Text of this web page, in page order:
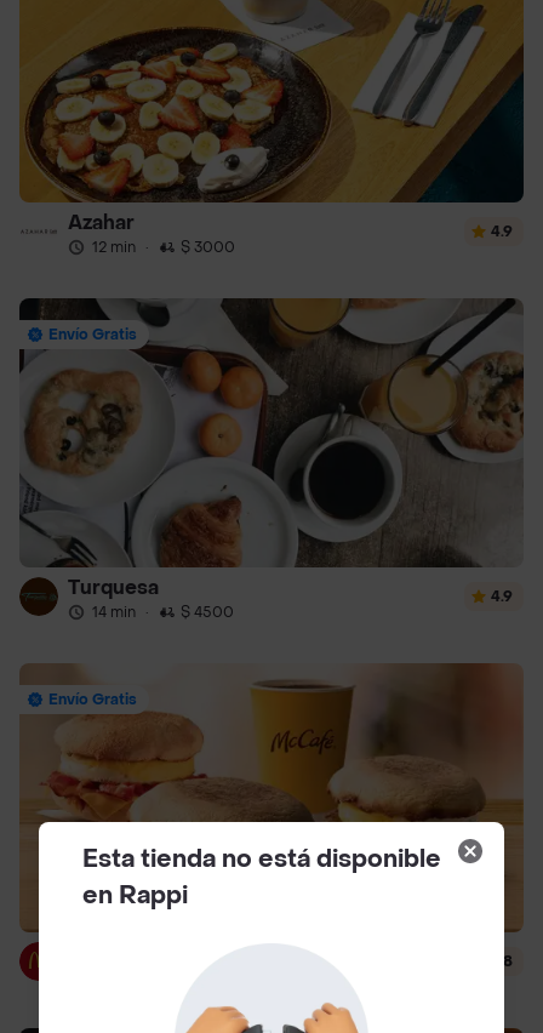
Azahar
12 min · $ 3000
4.9
Envío Gratis
Turquesa
14 min · $ 4500
4.9
Envío Gratis
$ 3000
4.8
Esta tienda no está disponible
en Rappi